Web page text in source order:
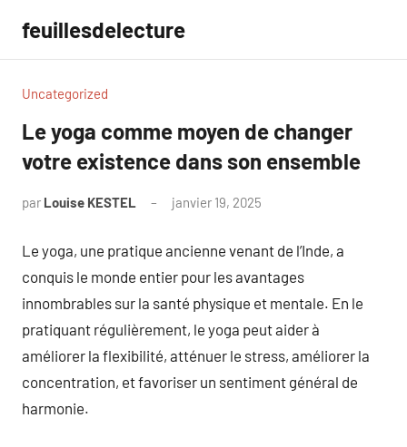
contenu
feuillesdelecture
Uncategorized
Le yoga comme moyen de changer
votre existence dans son ensemble
par Louise KESTEL janvier 19, 2025
Le yoga, une pratique ancienne venant de l’Inde, a
conquis le monde entier pour les avantages
innombrables sur la santé physique et mentale. En le
pratiquant régulièrement, le yoga peut aider à
améliorer la flexibilité, atténuer le stress, améliorer la
concentration, et favoriser un sentiment général de
harmonie.